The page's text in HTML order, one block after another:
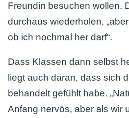
Freundin besuchen wollen.
durchaus wiederholen,
ob ich nochmal her darf“.
Dass Klassen dann selbst
liegt auch daran, dass sich
behandelt gefühlt habe.
Anfang nervös, aber als wir